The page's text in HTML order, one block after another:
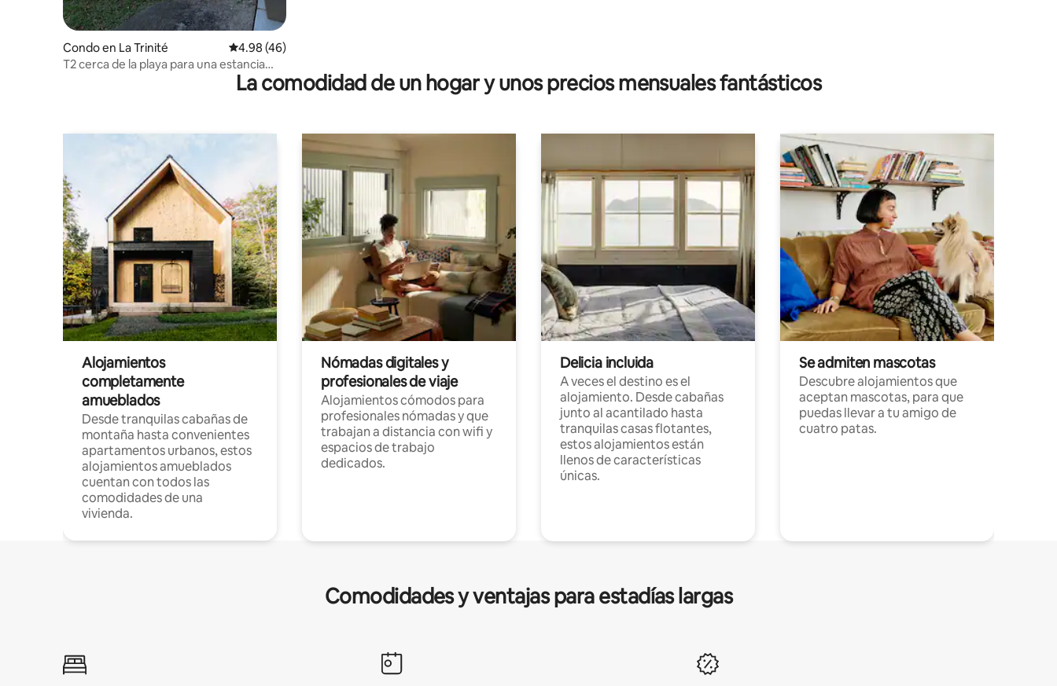
Condo en La Trinité Calificación promedio: 4.98 de 5, 46 reseñas
4.98 (46)
T2 cerca de la playa para una estancia
La comodidad de un hogar y unos precios mensuales fantásticos
Alojamientos
completamente
amueblados
Desde tranquilas cabañas de
montaña hasta convenientes
apartamentos urbanos, estos
alojamientos amueblados
cuentan con todos las
comodidades de una
vivienda.
Nómadas digitales y
profesionales de viaje
Alojamientos cómodos para
profesionales nómadas y que
trabajan a distancia con wifi y
espacios de trabajo
dedicados.
Delicia incluida
A veces el destino es el
alojamiento. Desde cabañas
junto al acantilado hasta
tranquilas casas flotantes,
estos alojamientos están
llenos de características
únicas.
Se admiten mascotas
Descubre alojamientos que
aceptan mascotas, para que
puedas llevar a tu amigo de
cuatro patas.
Comodidades y ventajas para estadías largas